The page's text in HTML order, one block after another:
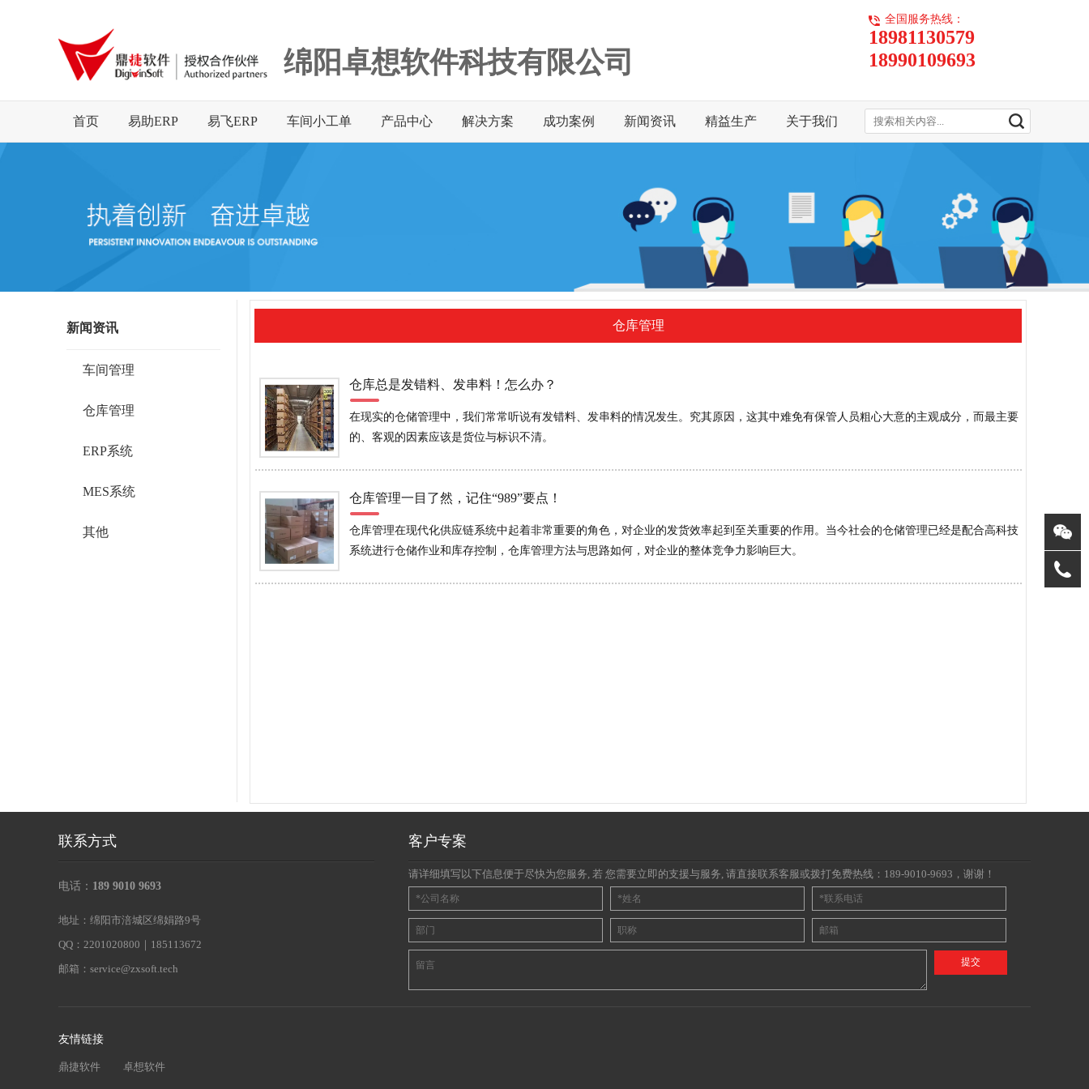
绵阳卓想软件科技有限公司
全国服务热线：
18981130579
18990109693
首页 易助ERP 易飞ERP 车间小工单 产品中心 解决方案 成功案例 新闻资讯 精益生产 关于我们
新闻资讯
车间管理
仓库管理
ERP系统
MES系统
其他
仓库管理
仓库总是发错料、发串料！怎么办？
在现实的仓储管理中，我们常常听说有发错料、发串料的情况发生。究其原因，这其中难免有保管人员粗心大意的主观成分，而最主要
的、客观的因素应该是货位与标识不清。
仓库管理一目了然，记住“989”要点！
仓库管理在现代化供应链系统中起着非常重要的角色，对企业的发货效率起到至关重要的作用。当今社会的仓储管理已经是配合高科技
系统进行仓储作业和库存控制，仓库管理方法与思路如何，对企业的整体竞争力影响巨大。
联系方式
电话： 189 9010 9693
地址：绵阳市涪城区绵娟路9号
QQ：2201020800｜185113672
邮箱： service@zxsoft.tech
客户专案
请详细填写以下信息便于尽快为您服务, 若 您需要立即的支援与服务, 请直接联系客服或拨打免费热线：189-9010-9693，谢谢！
友情链接
鼎捷软件 卓想软件